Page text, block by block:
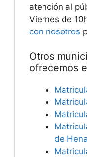
atención al
Viernes de
con nosotros
Otros
ofrecemos
de